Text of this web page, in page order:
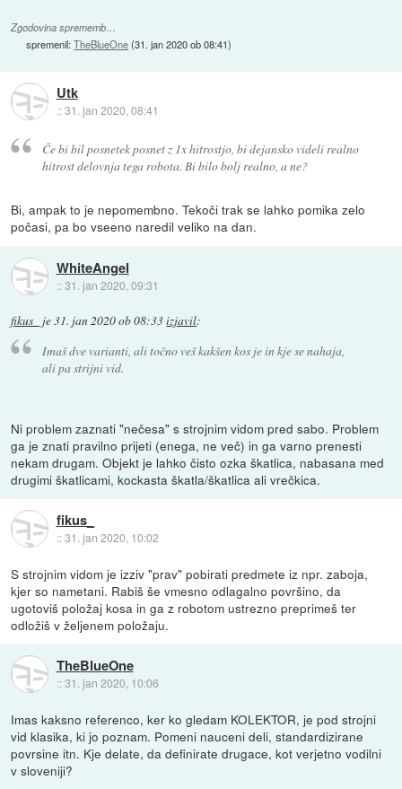
Zgodovina sprememb…
spremenil:TheBlueOne(31. jan 2020 ob 08:41)
Utk
::31. jan 2020, 08:41
Če bi bil posnetek posnet z 1x hitrostjo, bi dejansko videli realno
hitrost delovnja tega robota. Bi bilo bolj realno, a ne?
Bi, ampak to je nepomembno. Tekoči trak se lahko pomika zelo
počasi, pa bo vseeno naredil veliko na dan.
WhiteAngel
::31. jan 2020, 09:31
fikus_ je31. jan 2020 ob 08:33izjavil:
Imaš dve varianti, ali točno veš kakšen kos je in kje se nahaja,
ali pa strijni vid.
Ni problem zaznati "nečesa" s strojnim vidom pred sabo. Problem
ga je znati pravilno prijeti (enega, ne več) in ga varno prenesti
nekam drugam. Objekt je lahko čisto ozka škatlica, nabasana med
drugimi škatlicami, kockasta škatla/škatlica ali vrečkica.
fikus_
::31. jan 2020, 10:02
S strojnim vidom je izziv "prav" pobirati predmete iz npr. zaboja,
kjer so nametani. Rabiš še vmesno odlagalno površino, da
ugotoviš položaj kosa in ga z robotom ustrezno preprimeš ter
odložiš v željenem položaju.
TheBlueOne
::31. jan 2020, 10:06
Imas kaksno referenco, ker ko gledam KOLEKTOR, je pod strojni
vid klasika, ki jo poznam. Pomeni nauceni deli, standardizirane
povrsine itn. Kje delate, da definirate drugace, kot verjetno vodilni
v sloveniji?